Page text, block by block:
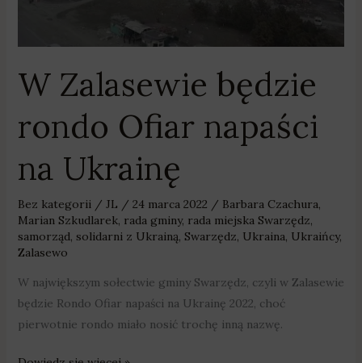
W Zalasewie będzie
rondo Ofiar napaści
na Ukrainę
Bez kategorii/ JL / 24 marca 2022 / Barbara Czachura,
Marian Szkudlarek, rada gminy, rada miejska Swarzędz,
samorząd, solidarni z Ukrainą, Swarzędz, Ukraina, Ukraińcy,
Zalasewo
W największym sołectwie gminy Swarzędz, czyli w Zalasewie
będzie Rondo Ofiar napaści na Ukrainę 2022, choć
pierwotnie rondo miało nosić trochę inną nazwę.